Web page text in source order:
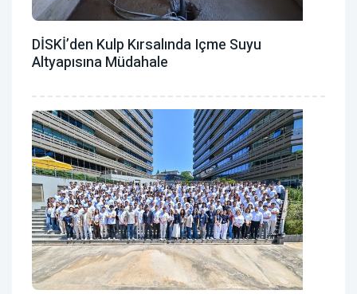
DİSKİ’den Kulp Kırsalında Içme Suyu
Altyapısına Müdahale